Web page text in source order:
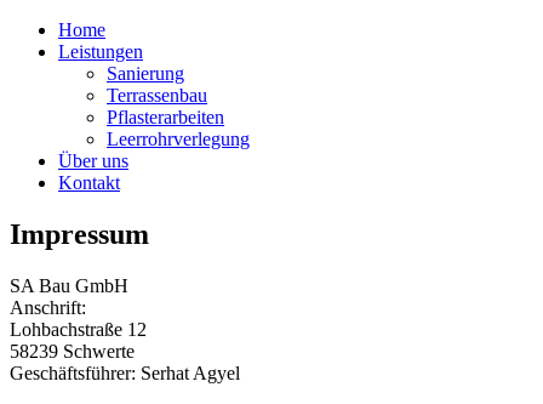
Home
Leistungen
Sanierung
Terrassenbau
Pflasterarbeiten
Leerrohrverlegung
Über uns
Kontakt
Impressum
SA Bau GmbH
Anschrift:
Lohbachstraße 12
58239 Schwerte
Geschäftsführer: Serhat Agyel